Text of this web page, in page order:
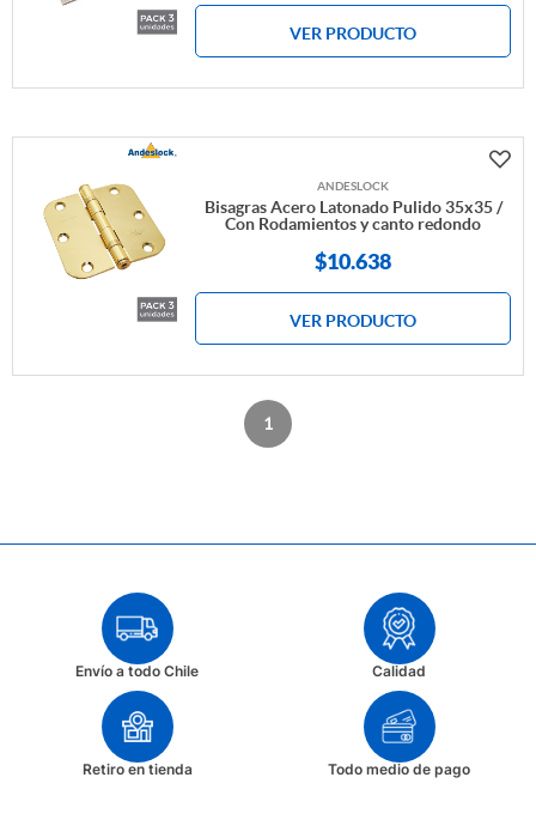
VER PRODUCTO
ANDESLOCK
Bisagras Acero Latonado Pulido 35x35 /
Con Rodamientos y canto redondo
$10.638
VER PRODUCTO
1
Envío a todo Chile Calidad
Retiro en tienda Todo medio de pago